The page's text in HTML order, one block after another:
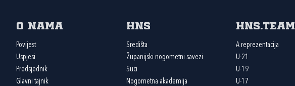
O nama
Povijest
Uspjesi
Predsjednik
Glavni tajnik
HNS
Središta
Županijski nogometni savezi
Suci
Nogometna akademija
HNS.team
A reprezentacija
U-21
U-19
U-17